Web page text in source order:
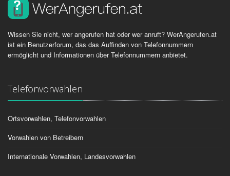
Wissen Sie nicht, wer angerufen hat oder wer anruft? WerAngerufen.at
ist ein Benutzerforum, das das Auffinden von Telefonnummern
ermöglicht und Informationen über Telefonnummern anbietet.
Telefonvorwahlen
Ortsvorwahlen, Telefonvorwahlen
Vorwahlen von Betreibern
Internationale Vorwahlen, Landesvorwahlen